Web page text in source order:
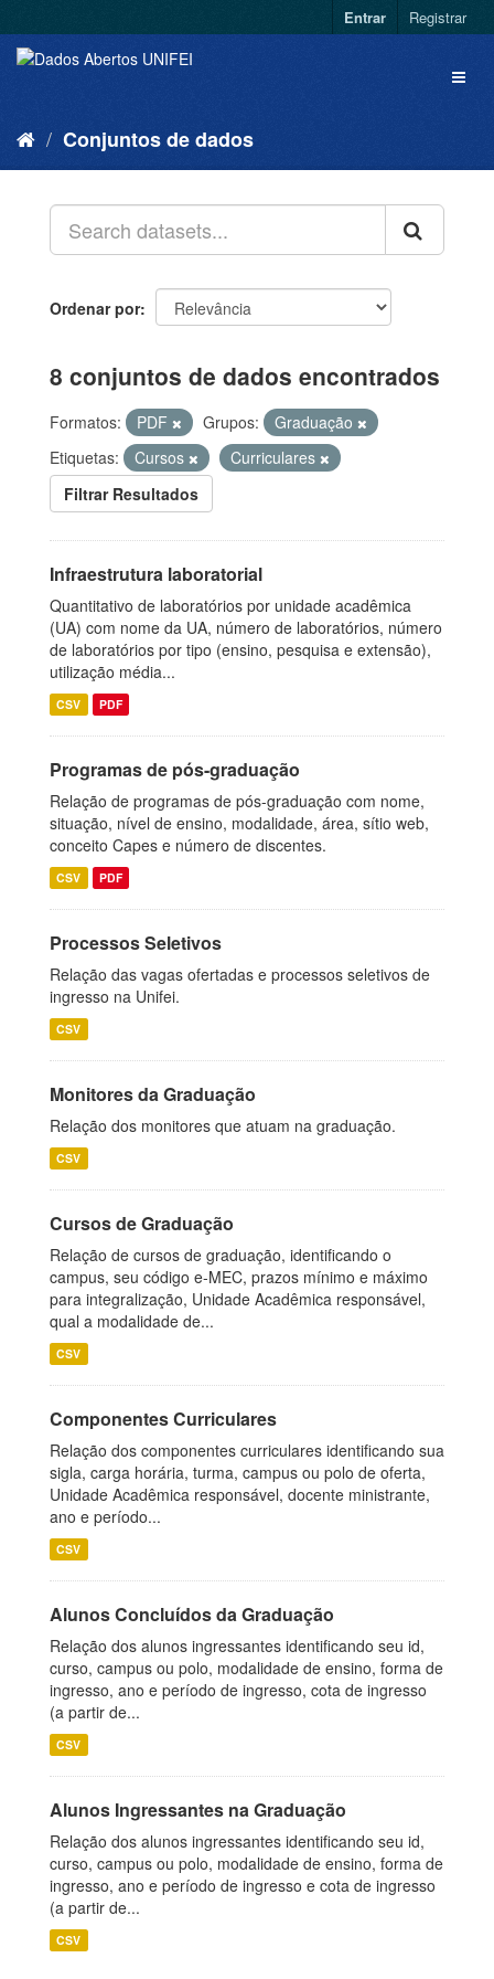
Entrar Registrar
Conjuntos de dados
Ordenar por
8 conjuntos de dados encontrados
Formatos: PDF Grupos:
Graduação
Etiquetas:
Cursos
Curriculares
Filtrar Resultados
Infraestrutura laboratorial
Quantitativo de laboratórios por unidade acadêmica
(UA) com nome da UA, número de laboratórios, número
de laboratórios por tipo (ensino, pesquisa e extensão),
utilização média...
CSV PDF
Programas de pós-graduação
Relação de programas de pós-graduação com nome,
situação, nível de ensino, modalidade, área, sítio web,
conceito Capes e número de discentes.
CSV PDF
Processos Seletivos
Relação das vagas ofertadas e processos seletivos de
ingresso na Unifei.
CSV
Monitores da Graduação
Relação dos monitores que atuam na graduação.
CSV
Cursos de Graduação
Relação de cursos de graduação, identificando o
campus, seu código e-MEC, prazos mínimo e máximo
para integralização, Unidade Acadêmica responsável,
qual a modalidade de...
CSV
Componentes Curriculares
Relação dos componentes curriculares identificando sua
sigla, carga horária, turma, campus ou polo de oferta,
Unidade Acadêmica responsável, docente ministrante,
ano e período...
CSV
Alunos Concluídos da Graduação
Relação dos alunos ingressantes identificando seu id,
curso, campus ou polo, modalidade de ensino, forma de
ingresso, ano e período de ingresso, cota de ingresso
(a partir de...
CSV
Alunos Ingressantes na Graduação
Relação dos alunos ingressantes identificando seu id,
curso, campus ou polo, modalidade de ensino, forma de
ingresso, ano e período de ingresso e cota de ingresso
(a partir de...
CSV